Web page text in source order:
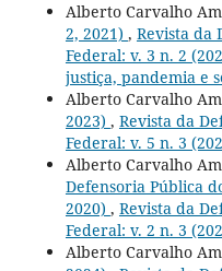
Alberto Carvalho
2, 2021) , Revista da
Federal: v. 3 n. 2
justiça, pandemia e
Alberto Carvalho
2023) , Revista da
Federal: v. 5 n. 3
Alberto Carvalho
Defensoria Pública
2020) , Revista da
Federal: v. 2 n. 3
Alberto Carvalho